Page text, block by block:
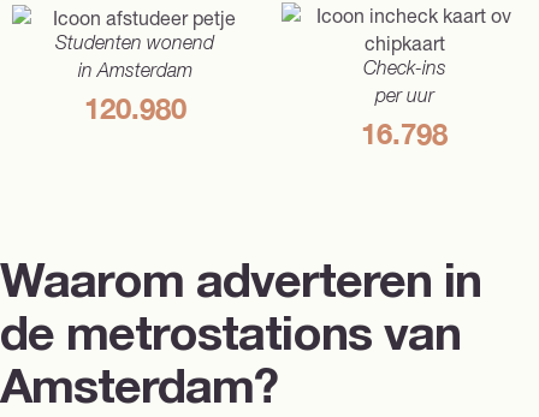
Studenten wonend
in Amsterdam
120.980
Check-ins
per uur
16.798
Waarom adverteren in
de metrostations van
Amsterdam?